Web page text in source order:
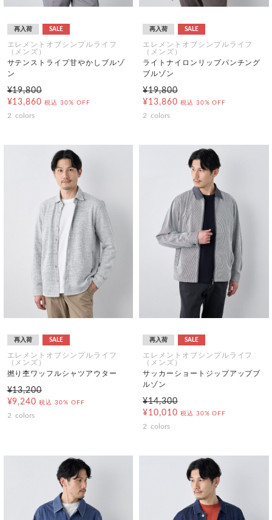
再入荷 SALE
エレメントオブシンプルライフ
（メンズ）
サテンストライプ甘やかしブルゾ
ン
¥19,800
¥13,860 税込 30% OFF
2 colors
再入荷 SALE
エレメントオブシンプルライフ
（メンズ）
ライトナイロンリップパンチング
ブルゾン
¥19,800
¥13,860 税込 30% OFF
2 colors
再入荷 SALE
エレメントオブシンプルライフ
（メンズ）
撚り杢ワッフルシャツアウター
¥13,200
¥9,240 税込 30% OFF
2 colors
再入荷 SALE
エレメントオブシンプルライフ
（メンズ）
サッカーショートジップアップブ
ルゾン
¥14,300
¥10,010 税込 30% OFF
2 colors